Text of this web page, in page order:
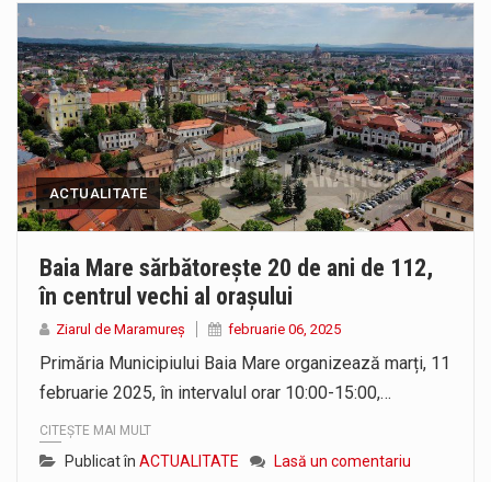
ACTUALITATE
Baia Mare sărbătorește 20 de ani de 112,
în centrul vechi al orașului
Ziarul de Maramureș februarie 06, 2025
Primăria Municipiului Baia Mare organizează marți, 11
februarie 2025, în intervalul orar 10:00-15:00,…
CITEȘTE MAI MULT
Publicat în ACTUALITATE Lasă un comentariu